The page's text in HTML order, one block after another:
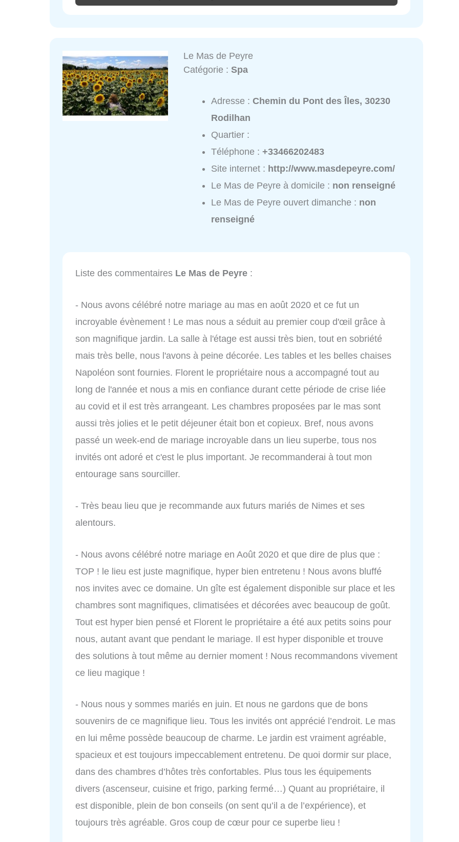
Le Mas de Peyre
Catégorie :Spa
Adresse :Chemin du Pont des Îles, 30230
Rodilhan
Quartier :
Téléphone :+33466202483
Site internet : http://www.masdepeyre.com/
Le Mas de Peyre à domicile : non renseigné
Le Mas de Peyre ouvert dimanche : non
renseigné
Liste des commentaires Le Mas de Peyre :
- Nous avons célébré notre mariage au mas en août 2020 et ce fut un
incroyable évènement ! Le mas nous a séduit au premier coup d'œil grâce à
son magnifique jardin. La salle à l'étage est aussi très bien, tout en sobriété
mais très belle, nous l'avons à peine décorée. Les tables et les belles chaises
Napoléon sont fournies. Florent le propriétaire nous a accompagné tout au
long de l'année et nous a mis en confiance durant cette période de crise liée
au covid et il est très arrangeant. Les chambres proposées par le mas sont
aussi très jolies et le petit déjeuner était bon et copieux. Bref, nous avons
passé un week-end de mariage incroyable dans un lieu superbe, tous nos
invités ont adoré et c'est le plus important. Je recommanderai à tout mon
entourage sans sourciller.
- Très beau lieu que je recommande aux futurs mariés de Nimes et ses
alentours.
- Nous avons célébré notre mariage en Août 2020 et que dire de plus que :
TOP ! le lieu est juste magnifique, hyper bien entretenu ! Nous avons bluffé
nos invites avec ce domaine. Un gîte est également disponible sur place et les
chambres sont magnifiques, climatisées et décorées avec beaucoup de goût.
Tout est hyper bien pensé et Florent le propriétaire a été aux petits soins pour
nous, autant avant que pendant le mariage. Il est hyper disponible et trouve
des solutions à tout même au dernier moment ! Nous recommandons vivement
ce lieu magique !
- Nous nous y sommes mariés en juin. Et nous ne gardons que de bons
souvenirs de ce magnifique lieu. Tous les invités ont apprécié l’endroit. Le mas
en lui même possède beaucoup de charme. Le jardin est vraiment agréable,
spacieux et est toujours impeccablement entretenu. De quoi dormir sur place,
dans des chambres d’hôtes très confortables. Plus tous les équipements
divers (ascenseur, cuisine et frigo, parking fermé…) Quant au propriétaire, il
est disponible, plein de bon conseils (on sent qu’il a de l’expérience), et
toujours très agréable. Gros coup de cœur pour ce superbe lieu !